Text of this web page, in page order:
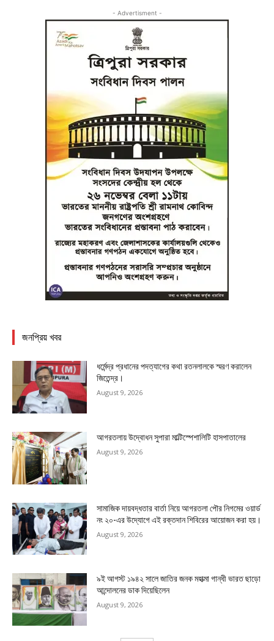
- Advertisment -
জনপ্রিয় খবর
ধর্মেন্দ্র প্রধানের পদত্যাগের কথা রতনলালকে স্মরণ করালেন
জিতেন্দ্র।
August 9, 2026
আগরতলায় উদ্বোধন সুপারা মাল্টিস্পেশালিটি হাসপাতালের
August 9, 2026
সামাজিক দায়বদ্ধতার বার্তা নিয়ে আগরতলা পৌর নিগমের ওয়ার্ড
নং ২০-এর উদ্যোগে এই রক্তদান শিবিরের আয়োজন করা হয়।
August 9, 2026
৯ই আগস্ট ১৯৪২ সালে জাতির জনক মহাত্মা গান্ধী ভারত ছাড়ো
আন্দোলনের ডাক দিয়েছিলেন
August 9, 2026